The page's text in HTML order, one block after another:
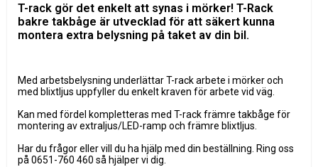
T-rack gör det enkelt att synas i mörker! T-Rack
bakre takbåge är utvecklad för att säkert kunna
montera extra belysning på taket av din bil.
Med arbetsbelysning underlättar T-rack arbete i mörker och
med blixtljus uppfyller du enkelt kraven för arbete vid väg.
Kan med fördel kompletteras med T-rack främre takbåge för
montering av extraljus/LED-ramp och främre blixtljus.
Har du frågor eller vill du ha hjälp med din beställning. Ring oss
på 0651-760 460 så hjälper vi dig.